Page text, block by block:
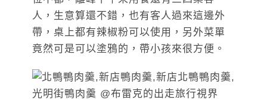
人，生意算還不錯，也有客人過來這邊外
帶，桌上都有辣椒粉可以使用，另外菜單
竟然可是可以塗鴉的，帶小孩來很方便。